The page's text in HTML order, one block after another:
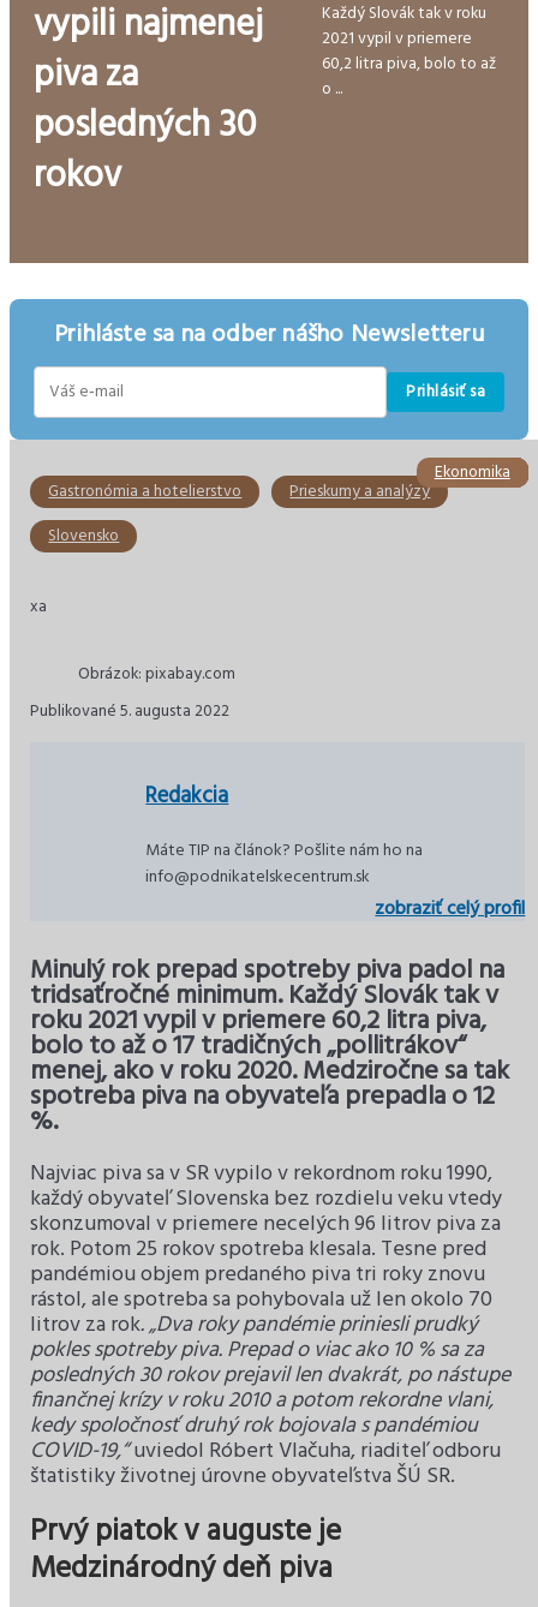
vypili najmenej
piva za
posledných 30
rokov
Každý Slovák tak v roku
2021 vypil v priemere
60,2 litra piva, bolo to až
o ...
Prihláste sa na odber nášho Newsletteru
Prihlásiť sa
Gastronómia a hotelierstvo
Prieskumy a analýzy
Slovensko
xa
Obrázok: pixabay.com
Publikované 5. augusta 2022
Redakcia
Máte TIP na článok? Pošlite nám ho na
info@podnikatelskecentrum.sk
zobraziť celý profil
Minulý rok prepad spotreby piva padol na
tridsaťročné minimum. Každý Slovák tak v
roku 2021 vypil v priemere 60,2 litra piva,
bolo to až o 17 tradičných „pollitrákov“
menej, ako v roku 2020. Medziročne sa tak
spotreba piva na obyvateľa prepadla o 12
%.
Najviac piva sa v SR vypilo v rekordnom roku 1990,
každý obyvateľ Slovenska bez rozdielu veku vtedy
skonzumoval v priemere necelých 96 litrov piva za
rok. Potom 25 rokov spotreba klesala. Tesne pred
pandémiou objem predaného piva tri roky znovu
rástol, ale spotreba sa pohybovala už len okolo 70
litrov za rok. „Dva roky pandémie priniesli prudký
pokles spotreby piva. Prepad o viac ako 10 % sa za
posledných 30 rokov prejavil len dvakrát, po nástupe
finančnej krízy v roku 2010 a potom rekordne vlani,
kedy spoločnosť druhý rok bojovala s pandémiou
COVID-19,“uviedol Róbert Vlačuha, riaditeľ odboru
štatistiky životnej úrovne obyvateľstva ŠÚ SR.
Prvý piatok v auguste je
Medzinárodný deň piva
Slovensko
Slovensko
Dane
Slovensko
Doprava
Ekonomika